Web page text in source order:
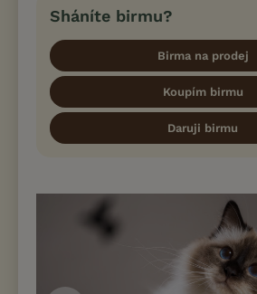
Sháníte birmu?
Birma na prodej
Koupím birmu
Daruji birmu